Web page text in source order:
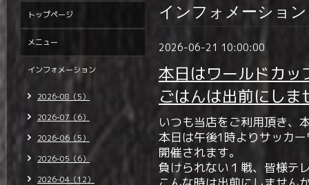
インフォメーション
2026-06-21 10:00:00
本日はワールドカッ
ごはんは出前にしま
いつも当店をご利用頂き、
本日は午後1時よりサッカ
開催されます。
負けられない１戦、皆様テ
トップページ
メニュー
インフォメーション
2026-08（5）
2026-07（6）
2026-06（5）
2026-05（6）
2026-04（12）